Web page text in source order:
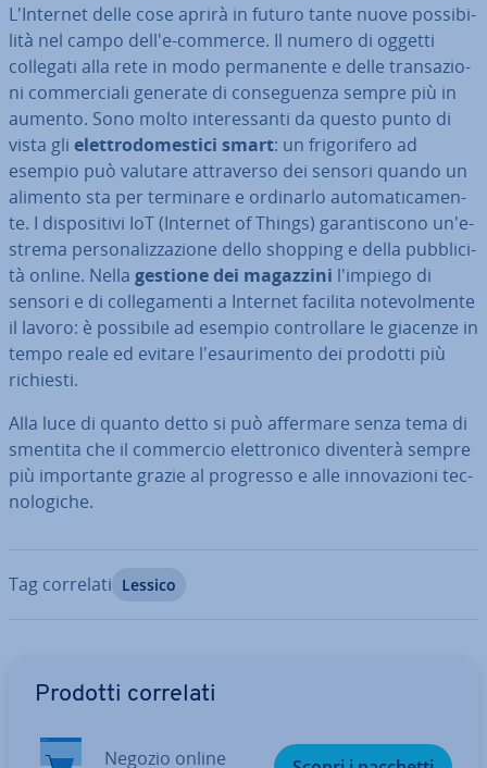
L'In­ter­net delle cose aprirà in futuro tante nuove pos­si­bi­
li­tà nel campo dell'e-commerce. Il numero di oggetti
collegati alla rete in modo per­ma­nen­te e delle tran­sa­zio­
ni com­mer­cia­li generate di con­se­guen­za sempre più in
aumento. Sono molto in­te­res­san­ti da questo punto di
vista gli elet­tro­do­me­sti­ci smart: un fri­go­ri­fe­ro ad
esempio può valutare at­tra­ver­so dei sensori quando un
alimento sta per terminare e ordinarlo au­to­ma­ti­ca­men­
te. I di­spo­si­ti­vi IoT (Internet of Things) ga­ran­ti­sco­no un'e­
stre­ma per­so­na­liz­za­zio­ne dello shopping e della pub­bli­ci­
tà online. Nella gestione dei magazzini l'impiego di
sensori e di col­le­ga­men­ti a Internet facilita no­te­vol­men­te
il lavoro: è possibile ad esempio con­trol­la­re le giacenze in
tempo reale ed evitare l'e­sau­ri­men­to dei prodotti più
richiesti.
Alla luce di quanto detto si può affermare senza tema di
smentita che il commercio elet­tro­ni­co diventerà sempre
più im­por­tan­te grazie al progresso e alle in­no­va­zio­ni tec­
no­lo­gi­che.
Tag correlati Lessico
Prodotti correlati
Negozio online